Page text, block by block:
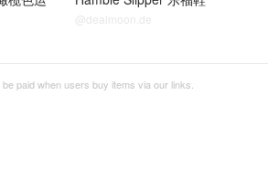
@dealmoon.de
paid when users buy items via our links.